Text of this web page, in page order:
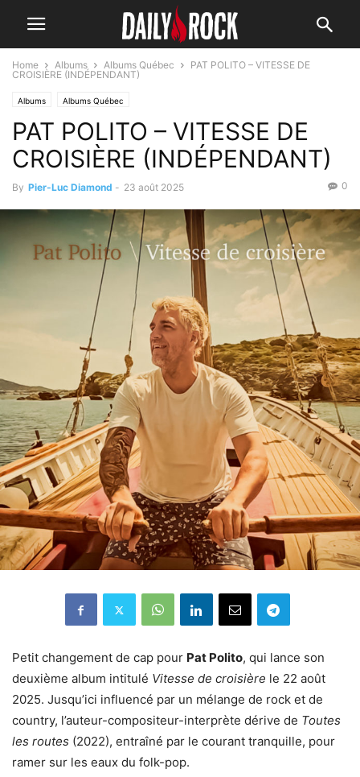
Home Albums Albums Québec
PAT POLITO – VITESSE DE
CROISIÈRE (INDÉPENDANT)
Albums Albums Québec
PAT POLITO – VITESSE DE
CROISIÈRE (INDÉPENDANT)
By Pier-Luc Diamond - 23 août 2025 0
Petit changement de cap pour Pat Polito, qui lance son
deuxième album intitulé Vitesse de croisière le 22 août
2025. Jusqu’ici influencé par un mélange de rock et de
country, l’auteur-compositeur-interprète dérive de Toutes
les routes (2022), entraîné par le courant tranquille, pour
ramer sur les eaux du folk-pop.